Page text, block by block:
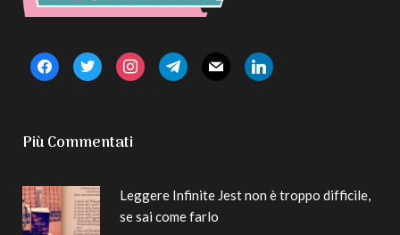
facebooktwitter instagramtelegrammail linkedin
Più Commentati
Leggere Infinite Jest non è troppo difficile,
se sai come farlo